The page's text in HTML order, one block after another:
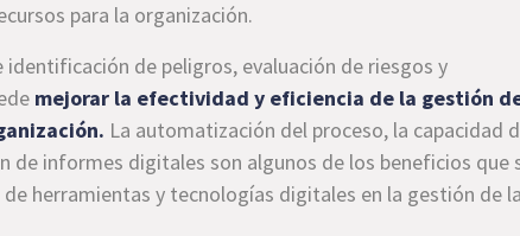
para la organización.
de peligros, evaluación de riesgos y
mejorar la efectividad y eficiencia de la gestión
La automatización del proceso, la capacidad
de informes digitales son algunos de los beneficios que
herramientas y tecnologías digitales en la gestión de la